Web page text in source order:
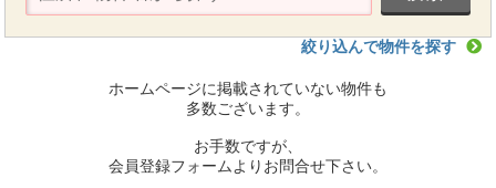
絞り込んで物件を探す
ホームページに掲載されていない物件も
多数ございます。
お手数ですが、
会員登録フォームよりお問合せ下さい。